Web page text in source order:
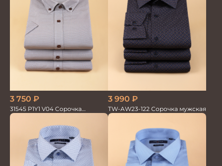
3 750 ₽
31545 P1Y1 V04 Сорочка
мужская
3 990 ₽
TW-AW23-122 Сорочка мужская